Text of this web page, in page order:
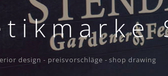
design - preisvorschläge - shop drawing